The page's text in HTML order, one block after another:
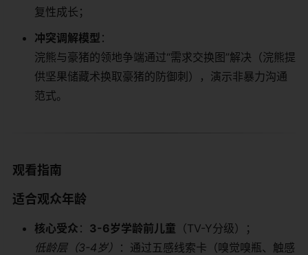
复性成长；
​冲突调解模型​ ​：
浣熊与豪猪的领地争端通过“需求交换图”解决（浣熊提
供坚果储藏术换取豪猪的防御刺），演示非暴力沟通
范式。
​观看指南​
​适合观众年龄​
​核心受众​ ​：​ ​3-6岁学龄前儿童​ ​（TV-Y分级）；
低龄层（3-4岁） ：通过五感线索卡（嗅觉嗅瓶、触感